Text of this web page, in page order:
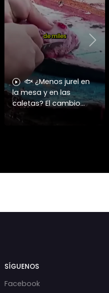
🐟 ¿Menos jurel en
la mesa y en las
caletas? El cambio
climático y El Niño
alteran las aguas
SÍGUENOS
Facebook